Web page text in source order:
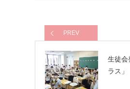
PREV
生徒
ラス」